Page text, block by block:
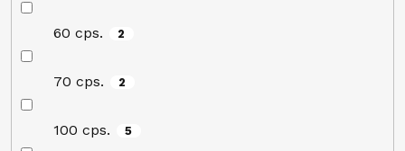
60 cps. 2
70 cps. 2
100 cps. 5